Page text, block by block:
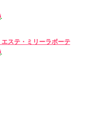
エステ・ミリーラボーテ